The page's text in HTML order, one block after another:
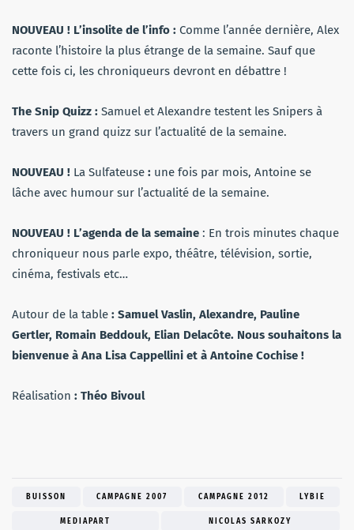
NOUVEAU ! L’insolite de l’info : Comme l’année dernière, Alex
raconte l’histoire la plus étrange de la semaine. Sauf que
cette fois ci, les chroniqueurs devront en débattre !
The Snip Quizz : Samuel et Alexandre testent les Snipers à
travers un grand quizz sur l’actualité de la semaine.
NOUVEAU ! La Sulfateuse : une fois par mois, Antoine se
lâche avec humour sur l’actualité de la semaine.
NOUVEAU ! L’agenda de la semaine : En trois minutes chaque
chroniqueur nous parle expo, théâtre, télévision, sortie,
cinéma, festivals etc…
Autour de la table : Samuel Vaslin, Alexandre, Pauline
Gertler, Romain Beddouk, Elian Delacôte. Nous souhaitons la
bienvenue à Ana Lisa Cappellini et à Antoine Cochise !
Réalisation : Théo Bivoul
BUISSON CAMPAGNE 2007 CAMPAGNE 2012 LYBIE
MEDIAPART NICOLAS SARKOZY